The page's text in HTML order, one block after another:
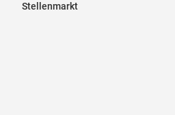
Stellenmarkt